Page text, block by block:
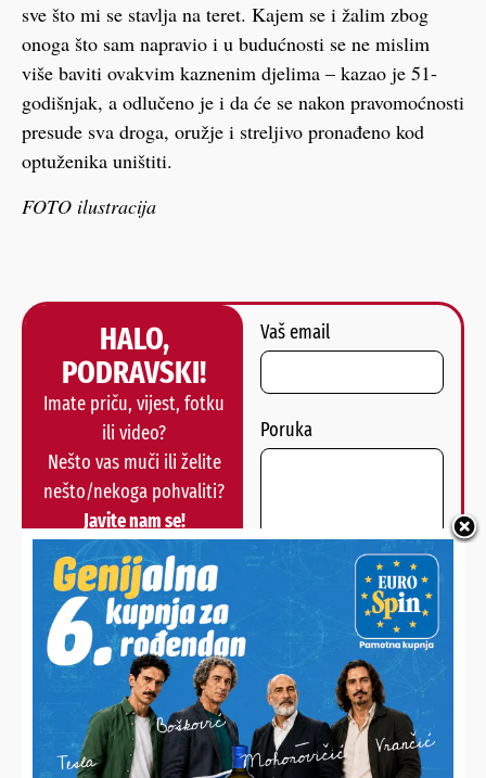
sve što mi se stavlja na teret. Kajem se i žalim zbog
onoga što sam napravio i u budućnosti se ne mislim
više baviti ovakvim kaznenim djelima – kazao je 51-
godišnjak, a odlučeno je i da će se nakon pravomoćnosti
presude sva droga, oružje i streljivo pronađeno kod
optuženika uništiti.
FOTO ilustracija
HALO,
PODRAVSKI!
Imate priču, vijest, fotku
ili video?
Nešto vas muči ili želite
nešto/nekoga pohvaliti?
Javite nam se!
Vaš email
Poruka
POŠALJI
Alternative:
NAJNOVIJE VIJESTI